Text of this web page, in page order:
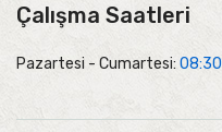
Çalışma Saatleri
Pazartesi - Cumartesi: 08:30